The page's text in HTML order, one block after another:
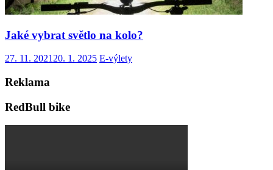
Jaké vybrat světlo na kolo?
27. 11. 2021 20. 1. 2025 E-výlety
Reklama
RedBull bike